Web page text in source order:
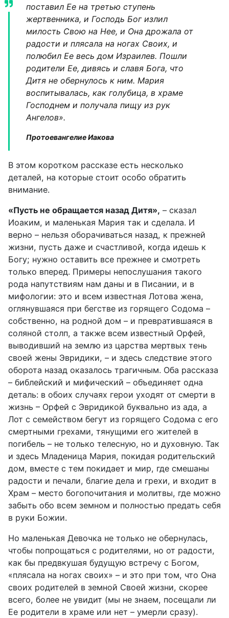
поставил Ее на третью ступень
жертвенника, и Господь Бог излил
милость Свою на Нее, и Она дрожала от
радости и плясала на ногах Своих, и
полюбил Ее весь дом Израилев. Пошли
родители Ее, дивясь и славя Бога, что
Дитя не обернулось к ним. Мария
воспитывалась, как голубица, в храме
Господнем и получала пищу из рук
Ангелов».
Протоевангелие Иакова
В этом коротком рассказе есть несколько
деталей, на которые стоит особо обратить
внимание.
«Пусть не обращается назад Дитя», – сказал
Иоаким, и маленькая Мария так и сделала. И
верно – нельзя оборачиваться назад, к прежней
жизни, пусть даже и счастливой, когда идешь к
Богу; нужно оставить все прежнее и смотреть
только вперед. Примеры непослушания такого
рода напутствиям нам даны и в Писании, и в
мифологии: это и всем известная Лотова жена,
оглянувшаяся при бегстве из горящего Содома –
собственно, на родной дом – и превратившаяся в
соляной столп, а также всем известный Орфей,
выводивший на землю из царства мертвых тень
своей жены Эвридики, – и здесь следствие этого
оборота назад оказалось трагичным. Оба рассказа
– библейский и мифический – объединяет одна
деталь: в обоих случаях герои уходят от смерти в
жизнь – Орфей с Эвридикой буквально из ада, а
Лот с семейством бегут из горящего Содома с его
смертными грехами, тянущими его жителей в
погибель – не только телесную, но и духовную. Так
и здесь Младеница Мария, покидая родительский
дом, вместе с тем покидает и мир, где смешаны
радости и печали, благие дела и грехи, и входит в
Храм – место богопочитания и молитвы, где можно
забыть обо всем земном и полностью предать себя
в руки Божии.
Но маленькая Девочка не только не обернулась,
чтобы попрощаться с родителями, но от радости,
как бы предвкушая будущую встречу с Богом,
«плясала на ногах своих» – и это при том, что Она
своих родителей в земной Своей жизни, скорее
всего, более не увидит (мы не знаем, посещали ли
Ее родители в храме или нет – умерли сразу).